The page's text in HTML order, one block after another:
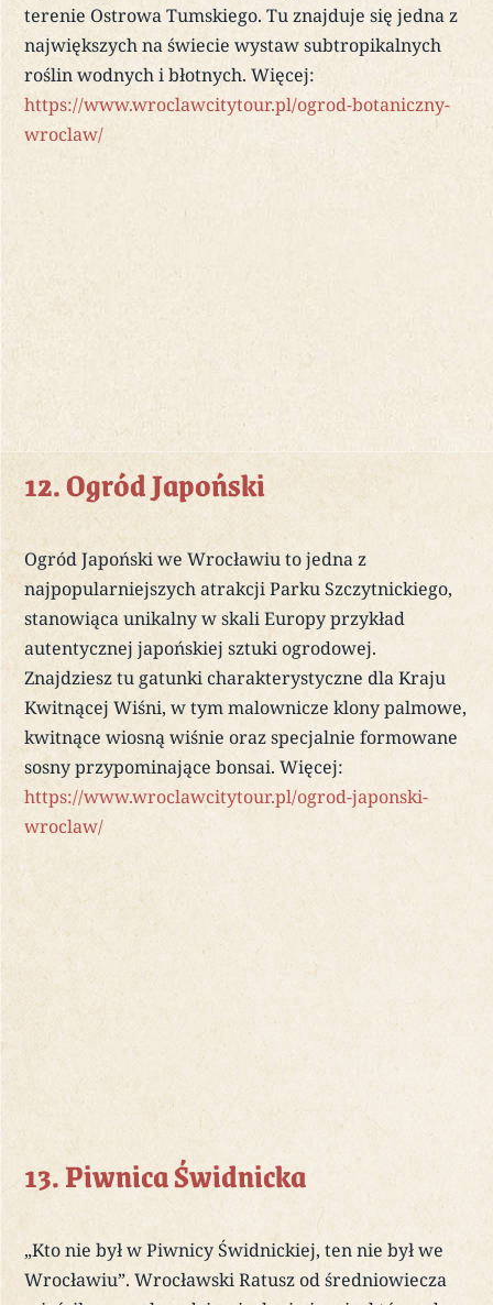
terenie Ostrowa Tumskiego. Tu znajduje się jedna z
największych na świecie wystaw subtropikalnych
roślin wodnych i błotnych. Więcej:
https://www.wroclawcitytour.pl/ogrod-botaniczny-
wroclaw/
12. Ogród Japoński
Ogród Japoński we Wrocławiu to jedna z
najpopularniejszych atrakcji Parku Szczytnickiego,
stanowiąca unikalny w skali Europy przykład
autentycznej japońskiej sztuki ogrodowej.
Znajdziesz tu gatunki charakterystyczne dla Kraju
Kwitnącej Wiśni, w tym malownicze klony palmowe,
kwitnące wiosną wiśnie oraz specjalnie formowane
sosny przypominające bonsai. Więcej:
https://www.wroclawcitytour.pl/ogrod-japonski-
wroclaw/
13. Piwnica Świdnicka
„Kto nie był w Piwnicy Świdnickiej, ten nie był we
Wrocławiu”. Wrocławski Ratusz od średniowiecza